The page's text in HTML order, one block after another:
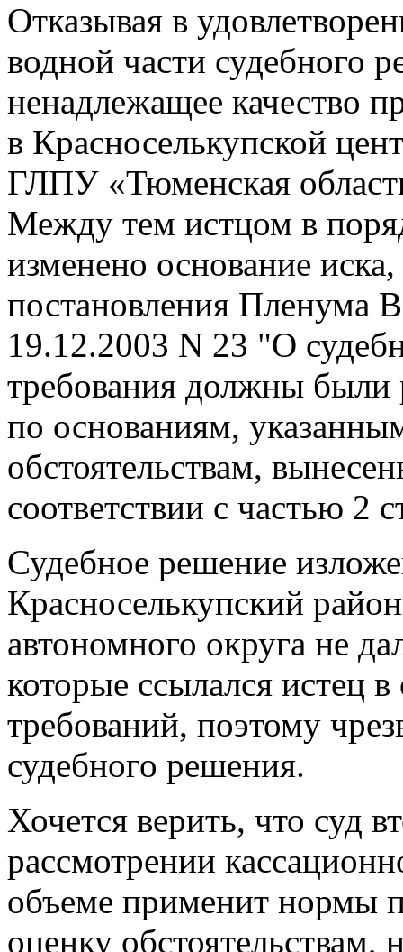
Отказывая в
водной части судебного
ненадлежащее качество
в Красноселькупской
ГЛПУ «Тюменская
Между тем истцом в
изменено основание
постановления Пленума
19.12.2003 N 23 "О
требования должны были
по основаниям,
обстоятельствам,
соответствии с частью 2
Судебное решение
Красноселькупский
автономного округа не
которые ссылался истец
требований, поэтому
судебного решения.
Хочется верить, что суд
рассмотрении
объеме применит нормы
оценку обстоятельствам,